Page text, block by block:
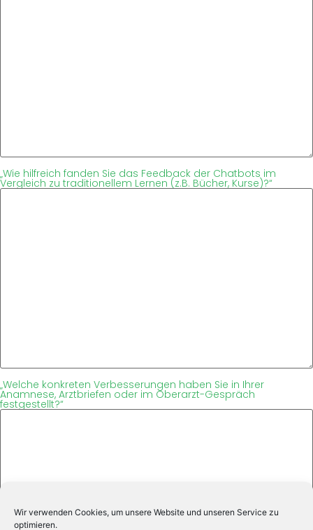
Wir verwenden Cookies, um unsere Website und unseren Service zu
optimieren.
„Wie hilfreich fanden Sie das Feedback der Chatbots im
Vergleich zu traditionellem Lernen (z.B. Bücher, Kurse)?“
„Welche konkreten Verbesserungen haben Sie in Ihrer
Anamnese, Arztbriefen oder im Oberarzt-Gespräch
festgestellt?“